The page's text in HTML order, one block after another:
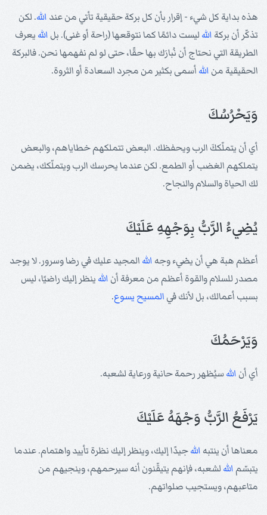
هذه بداية كل شيء - إقرار بأن كل بركة حقيقية تأتي من عند الله. لكن
تذكّر أن بركة الله ليست دائمًا كما نتوقعها (راحة أو غنى). بل الله يعرف
الطريقة التي نحتاج أن نُبارَك بها حقًا، حتى لو لم نفهمها نحن. فالبركة
الحقيقية من الله أسمى بكثير من مجرد السعادة أو الثروة.
وَيَحْرُسُكَ
أي أن يتملّككَ الرب ويحفظك. البعض تتملكهم خطاياهم، والبعض
يتملكهم الغضب أو الطمع. لكن عندما يحرسك الرب ويتملّكك، يضمن
لك الحياة والسلام والنجاح.
يُضِيءُ الرَّبُّ بِوَجْهِهِ عَلَيْكَ
أعظم هبة هي أن يضيء وجه الله المجيد عليك في رضا وسرور. لا يوجد
مصدر للسلام والقوة أعظم من معرفة أن الله ينظر إليك راضيًا، ليس
بسبب أعمالك، بل لأنك في المسيح يسوع.
وَيَرْحَمُكَ
أي أن اللهسيُظهر رحمة حانية ورعاية لشعبه.
يَرْفَعُ الرَّبُّ وَجْهَهُ عَلَيْكَ
معناها أن ينتبه اللهجيدًا إليك، وينظر إليك نظرة تأييد واهتمام. عندما
يتبسّم الله لشعبه، فإنهم يتيقّنون أنه سيرحمهم، وينجيهم من
متاعبهم، ويستجيب صلواتهم.